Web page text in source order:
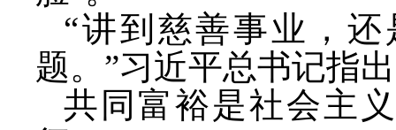
“讲到慈善事业，
题。”习近平总书记指
共同富裕是社会主